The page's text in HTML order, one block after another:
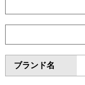
ダイキン
東芝
三菱電機
ダイキン
ブランド名